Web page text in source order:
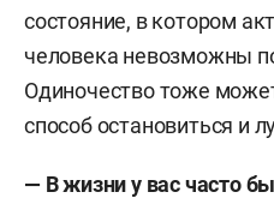
состояние, в котором
человека невозможны
Одиночество тоже
способ остановиться и
— В жизни у вас часто